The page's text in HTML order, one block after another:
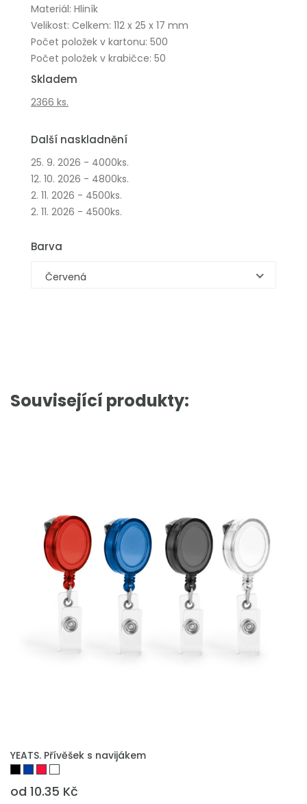
Materiál: Hliník
Velikost: Celkem: 112 x 25 x 17 mm
Počet položek v kartonu: 500
Počet položek v krabičce: 50
Skladem
2366 ks.
Další naskladnění
25. 9. 2026 - 4000ks.
12. 10. 2026 - 4800ks.
2. 11. 2026 - 4500ks.
2. 11. 2026 - 4500ks.
Barva
Červená
Související produkty:
YEATS. Přívěšek s navijákem
od 10.35 Kč